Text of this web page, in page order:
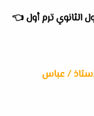
الثانوي ترم أول👈
/ عباس